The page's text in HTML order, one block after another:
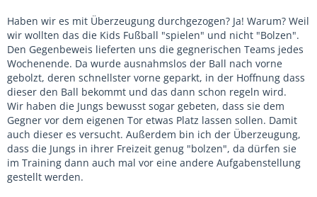
Haben wir es mit Überzeugung durchgezogen? Ja! Warum? Weil
wir wollten das die Kids Fußball "spielen" und nicht "Bolzen".
Den Gegenbeweis lieferten uns die gegnerischen Teams jedes
Wochenende. Da wurde ausnahmslos der Ball nach vorne
gebolzt, deren schnellster vorne geparkt, in der Hoffnung dass
dieser den Ball bekommt und das dann schon regeln wird.
Wir haben die Jungs bewusst sogar gebeten, dass sie dem
Gegner vor dem eigenen Tor etwas Platz lassen sollen. Damit
auch dieser es versucht. Außerdem bin ich der Überzeugung,
dass die Jungs in ihrer Freizeit genug "bolzen", da dürfen sie
im Training dann auch mal vor eine andere Aufgabenstellung
gestellt werden.